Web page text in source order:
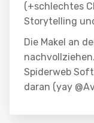
(+schlechtes
Storytelling
Die Makel an
Spiderweb
daran (yay